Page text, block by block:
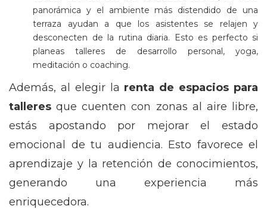
panorámica y el ambiente más distendido de una
terraza ayudan a que los asistentes se relajen y
desconecten de la rutina diaria. Esto es perfecto si
planeas talleres de desarrollo personal, yoga,
meditación o coaching.
Además, al elegir la renta de espacios para
talleres que cuenten con zonas al aire libre,
estás apostando por mejorar el estado
emocional de tu audiencia. Esto favorece el
aprendizaje y la retención de conocimientos,
generando una experiencia más
enriquecedora.